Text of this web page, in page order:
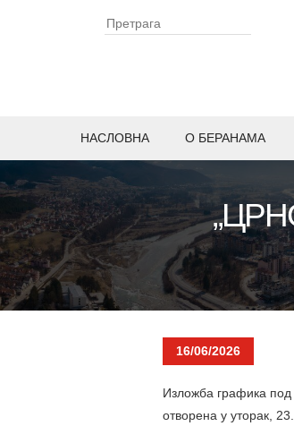
НАСЛОВНА O БЕРАНАМА
16/06/2026
Изложба графика под
отворена у уторак,